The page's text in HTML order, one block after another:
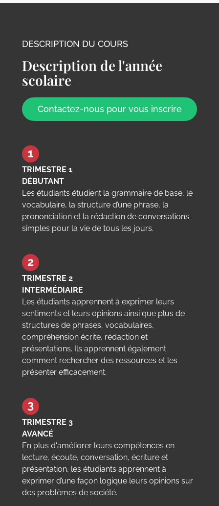
DESCRIPTION DU COURS
Description de l'année
scolaire
Contactez-nous pour vous inscrire
TRIMESTRE 1
DÉBUTANT
Les étudiants étudient la grammaire de base, le
vocabulaire, la structure d’une phrase, la
prononciation et la rédaction de conversations
simples pour la vie de tous les jours.
TRIMESTRE 2
INTERMÉDIAIRE
Les étudiants apprennent à exprimer leurs
sentiments et leurs opinions ainsi que plus de
structures de phrases, vocabulaires,
compréhension écrite, rédaction et
présentations. Ils apprennent également
comment rechercher des ressources et les
présenter efficacement.
TRIMESTRE 3
AVANCÉ
En plus d'améliorer leurs compétences en
lecture, écoute, conversation, écriture et
présentation, les étudiants apprennent à
exprimer d’une façon logique leurs opinions sur
des problèmes de société.